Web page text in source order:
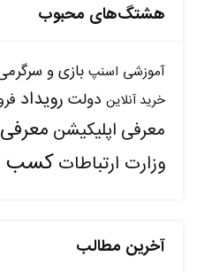
هشتگ‌های محبوب
آموزشی اسنپ بازی و
خرید آنلاین دولت رویداد
معرفی اپلیکیشن
وزارت ارتباطاتکسب
آخرین مطالب